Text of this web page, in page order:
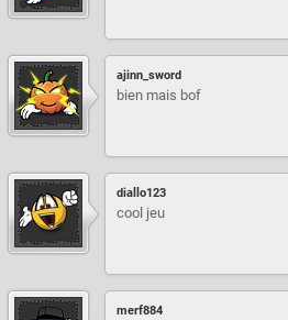
ajinn_sword
bien mais bof
diallo123
cool jeu
merf884